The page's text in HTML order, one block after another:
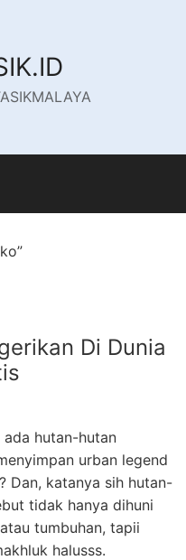
Di Dunia
hutan-hutan
urban legend
Dan, katanya sih hutan-
tidak hanya dihuni
tumbuhan, tapii
halusss.